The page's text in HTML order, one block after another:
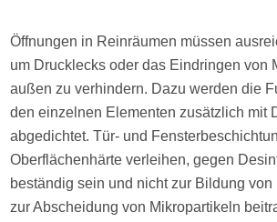
Öffnungen in Reinräumen müssen
um Drucklecks oder das Eindringen von
außen zu verhindern. Dazu werden die
den einzelnen Elementen zusätzlich mit
abgedichtet. Tür- und
Oberflächenhärte verleihen, gegen
beständig sein und nicht zur Bildung von
zur Abscheidung von Mikropartikeln